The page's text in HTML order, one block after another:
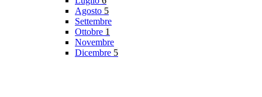
Agosto 5
Settembre
Ottobre 1
Novembre
Dicembre 5